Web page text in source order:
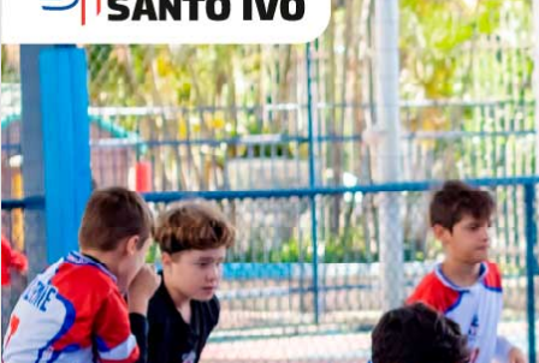
Lista de vídeos
NOSSOCANAL